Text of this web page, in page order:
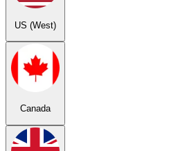
US (West)
Canada